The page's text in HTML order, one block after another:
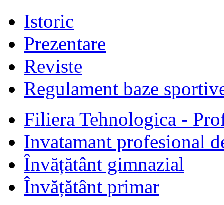
Istoric
Prezentare
Reviste
Regulament baze
Filiera Tehnologica -
Invatamant profesional
Învățătânt gimnazial
Învățătânt primar